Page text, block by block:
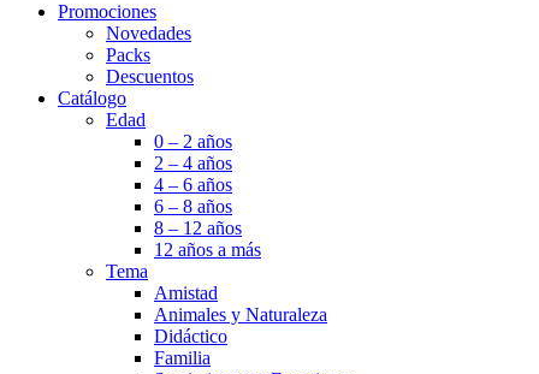
Promociones
Novedades
Packs
Descuentos
Catálogo
Edad
0 – 2 años
2 – 4 años
4 – 6 años
6 – 8 años
8 – 12 años
12 años a más
Tema
Amistad
Animales y Naturaleza
Didáctico
Familia